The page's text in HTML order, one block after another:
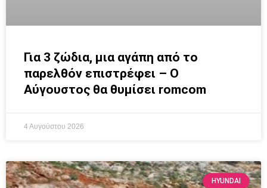
Για 3 ζώδια, μια αγάπη από το
παρελθόν επιστρέφει – Ο
Αύγουστος θα θυμίσει romcom
4 Αυγούστου 2026
HYUNDAI